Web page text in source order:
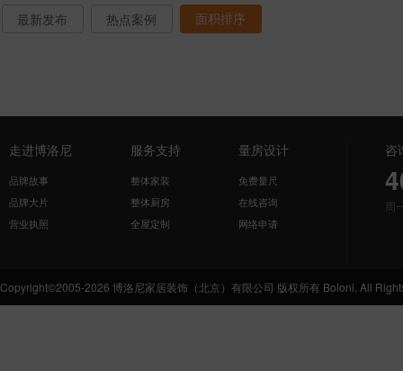
最新发布 热点案例 面积排序
走进博洛尼
品牌故事
品牌大片
营业执照
服务支持
整体家装
整体厨房
全屋定制
量房设计
免费量尺
在线咨询
网络申请
咨
周
Copyright©2005-2026 博洛尼家居装饰（北京）有限公司 版权所有 Boloni. All